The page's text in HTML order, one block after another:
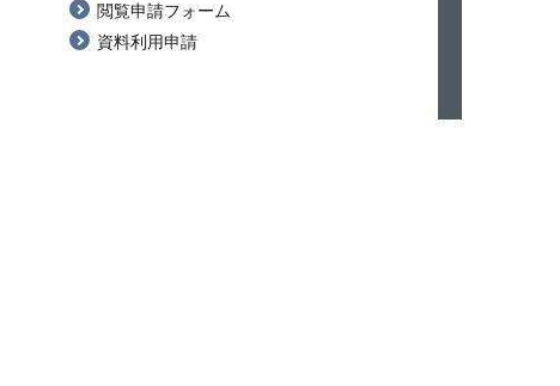
閲覧申請フォーム
資料利用申請